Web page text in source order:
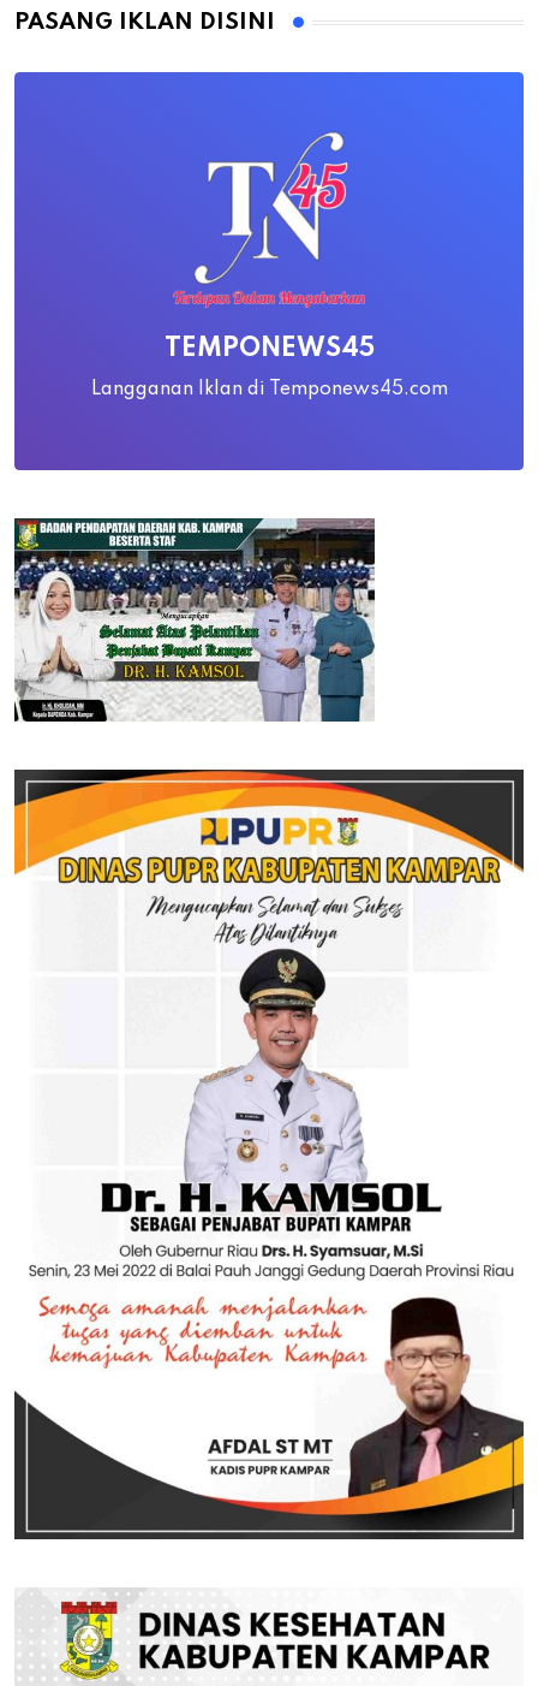
PASANG IKLAN DISINI
TEMPONEWS45
Langganan Iklan di Temponews45.com